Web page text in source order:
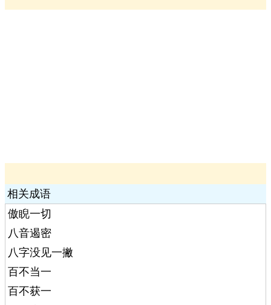
相关成语
傲睨一切
八音遏密
八字没见一撇
百不当一
百不获一